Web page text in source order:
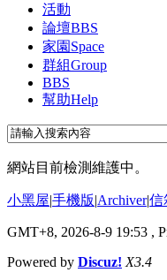
活動
論壇BBS
家園 Space
群組Group
BBS
幫助Help
網站目前檢測維護中。
小黑屋|手機版|Archiver|信
GMT+8, 2026-8-9 19:53 ,
Powered by Discuz! X3.4